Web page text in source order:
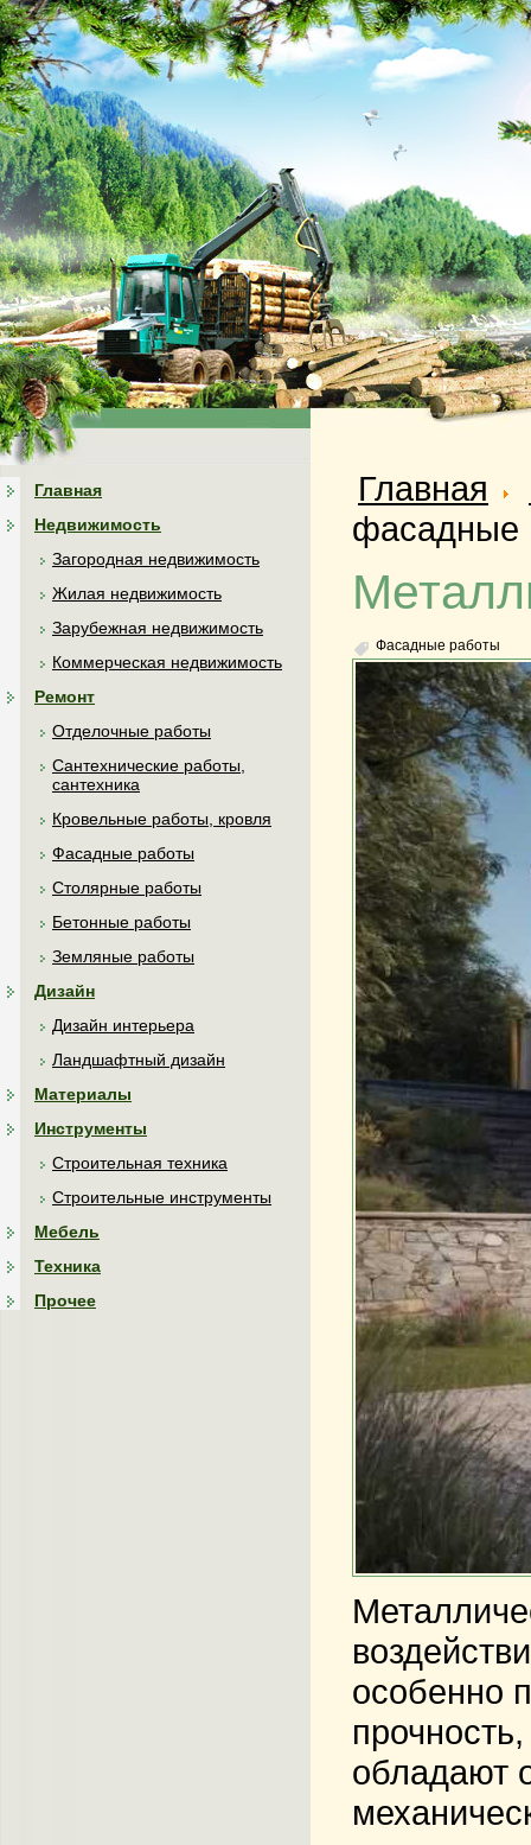
Главная
Недвижимость
Загородная недвижимость
Жилая недвижимость
Зарубежная недвижимость
Коммерческая недвижимость
Ремонт
Отделочные работы
Сантехнические работы,
сантехника
Кровельные работы, кровля
Фасадные работы
Столярные работы
Бетонные работы
Земляные работы
Дизайн
Дизайн интерьера
Ландшафтный дизайн
Материалы
Инструменты
Строительная техника
Строительные инструменты
Мебель
Техника
Прочее
Главная
фасадные
Фасадные работы
особенно
обладают